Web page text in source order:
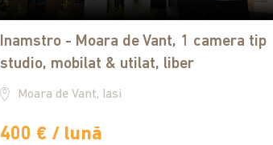
Inamstro - Moara de Vant, 1 camera tip
studio, mobilat & utilat, liber
Moara de Vant, Iasi
400 € / lună